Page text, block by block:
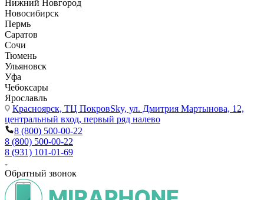
Нижний Новгород
Новосибирск
Пермь
Саратов
Сочи
Тюмень
Ульяновск
Уфа
Чебоксары
Ярославль
Красноярск, ТЦ ПокровSky, ул. Дмитрия Мартынова, 12,
центральный вход, первый ряд налево
8 (800) 500-00-22
8 (800) 500-00-22
8 (931) 101-01-69
Обратный звонок